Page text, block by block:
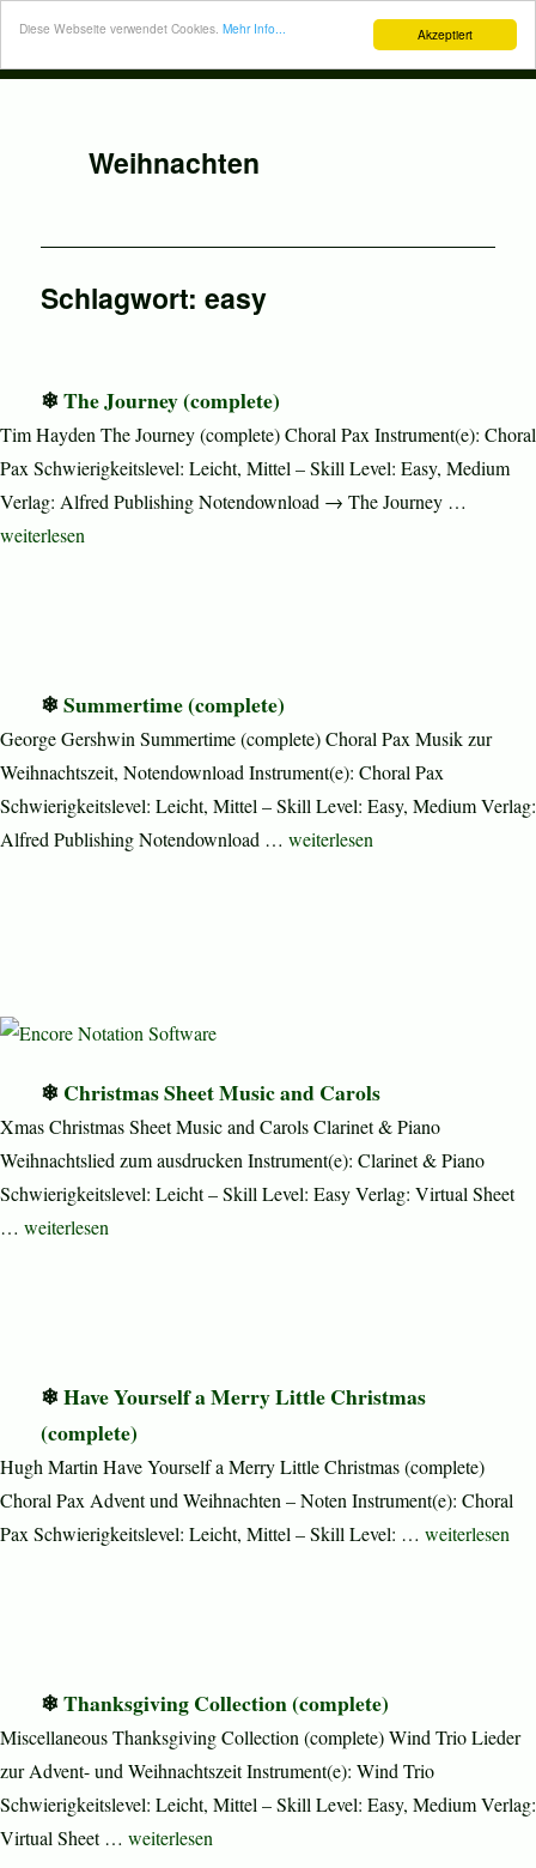
Akzeptiert
Diese Webseite verwendet Cookies. Mehr Info...
Weihnachten
Schlagwort:easy
The Journey (complete)
Tim Hayden The Journey (complete) Choral Pax Instrument(e): Choral
Pax Schwierigkeitslevel: Leicht, Mittel – Skill Level: Easy, Medium
Verlag: Alfred Publishing Notendownload → The Journey …
„The Journey (complete)“
weiterlesen
Summertime (complete)
George Gershwin Summertime (complete) Choral Pax Musik zur
Weihnachtszeit, Notendownload Instrument(e): Choral Pax
Schwierigkeitslevel: Leicht, Mittel – Skill Level: Easy, Medium Verlag:
Alfred Publishing Notendownload … „Summertime (complete)“
weiterlesen
Christmas Sheet Music and Carols
Xmas Christmas Sheet Music and Carols Clarinet & Piano
Weihnachtslied zum ausdrucken Instrument(e): Clarinet & Piano
Schwierigkeitslevel: Leicht – Skill Level: Easy Verlag: Virtual Sheet
… „Christmas Sheet Music and Carols“
weiterlesen
Have Yourself a Merry Little Christmas
(complete)
Hugh Martin Have Yourself a Merry Little Christmas (complete)
Choral Pax Advent und Weihnachten – Noten Instrument(e): Choral
Pax Schwierigkeitslevel: Leicht, Mittel – Skill Level: … „Have
weiterlesen
Thanksgiving Collection (complete)
Miscellaneous Thanksgiving Collection (complete) Wind Trio Lieder
zur Advent- und Weihnachtszeit Instrument(e): Wind Trio
Schwierigkeitslevel: Leicht, Mittel – Skill Level: Easy, Medium Verlag:
Virtual Sheet … „Thanksgiving Collection (complete)“
weiterlesen